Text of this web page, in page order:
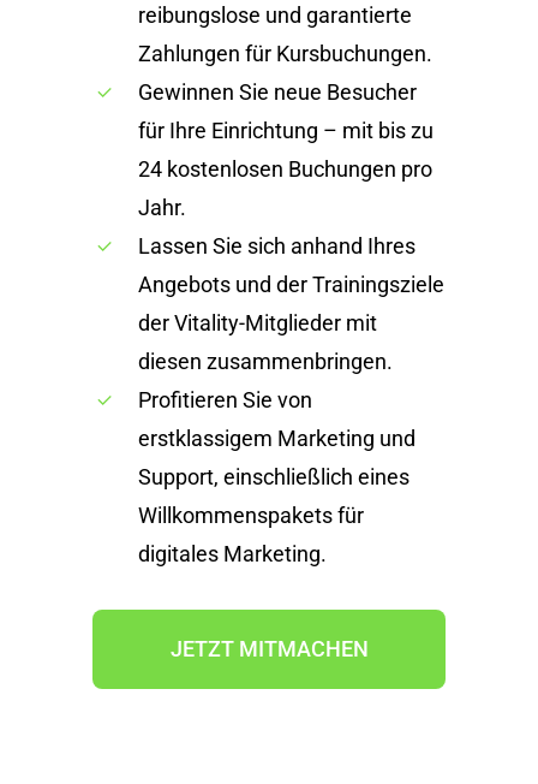
reibungslose und garantierte
Zahlungen für Kursbuchungen.
Gewinnen Sie neue Besucher
für Ihre Einrichtung – mit bis zu
24 kostenlosen Buchungen pro
Jahr.
Lassen Sie sich anhand Ihres
Angebots und der Trainingsziele
der Vitality-Mitglieder mit
diesen zusammenbringen.
Profitieren Sie von
erstklassigem Marketing und
Support, einschließlich eines
Willkommenspakets für
digitales Marketing.
JETZT MITMACHEN